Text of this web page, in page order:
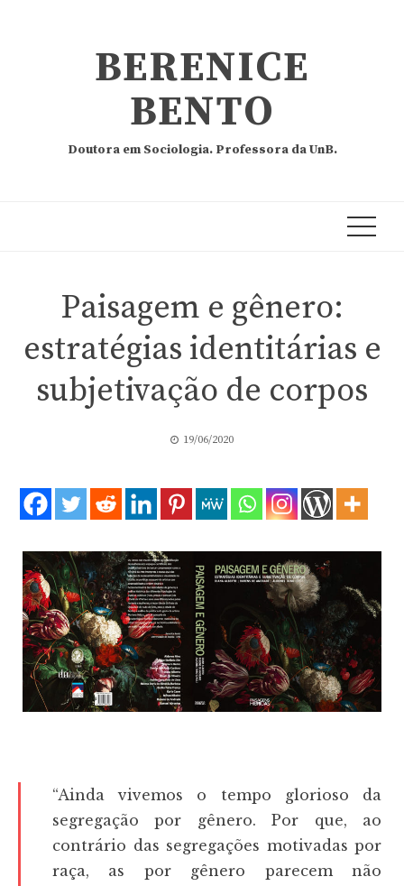
BERENICE
BENTO
Doutora em Sociologia. Professora da UnB.
Paisagem e gênero:
estratégias identitárias e
subjetivação de corpos
19/06/2020
“Ainda vivemos o tempo glorioso da
segregação por gênero. Por que, ao
contrário das segregações motivadas por
raça, as por gênero parecem não